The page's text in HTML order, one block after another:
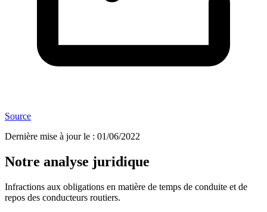
Source
Dernière mise à jour le : 01/06/2022
Notre analyse juridique
Infractions aux obligations en matière de temps de conduite et de
repos des conducteurs routiers.